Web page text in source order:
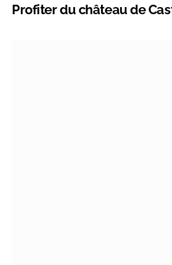
Profiter du château de